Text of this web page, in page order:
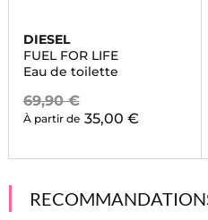
DIESEL
FUEL FOR LIFE
Eau de toilette
69,90 €
À partir de 35,00 €